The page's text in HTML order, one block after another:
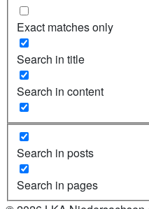
Exact matches only
Search in title
Search in content
Search in posts
Search in pages